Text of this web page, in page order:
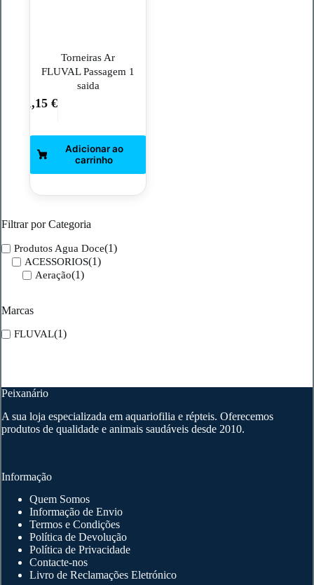
Torneiras Ar
FLUVAL Passagem 1
saida
1,15 €
Filtrar por Categoria
Produtos Agua Doce(1)
ACESSORIOS(1)
Aeração(1)
Marcas
FLUVAL(1)
Peixanário
A sua loja especializada em aquariofilia e répteis. Oferecemos
produtos de qualidade e animais saudáveis desde 2010.
Informação
Quem Somos
Informação de Envio
Termos e Condições
Política de Devolução
Política de Privacidade
Contacte-nos
Livro de Reclamações Eletrónico